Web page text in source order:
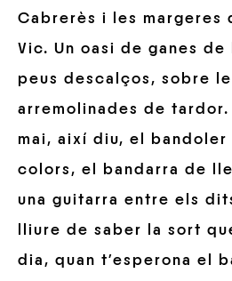
Cabrerès i les margeres
Vic. Un oasi de ganes de
peus descalços, sobre
arremolinades de tardor.
mai, així diu, el
colors, el bandarra de
una guitarra entre els
lliure de saber la sort
dia, quan t’esperona el